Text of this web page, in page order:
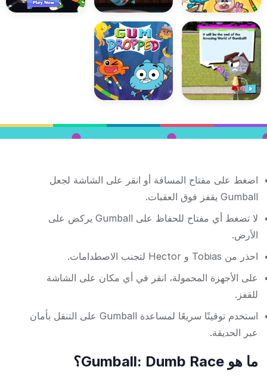
اضغط على مفتاح المسافة أو انقر على الشاشة لجعل
Gumball يقفز فوق العقبات.
لا تضغط أي مفتاح للحفاظ على Gumball يركض على
الأرض.
احذر من Tobias و Hector لتجنب الاصطدامات.
على الأجهزة المحمولة، انقر في أي مكان على الشاشة
للقفز.
استخدم توقيتًا سريعًا لمساعدة Gumball على التنقل بأمان
عبر الحديقة.
ما هو Gumball: Dumb Race؟